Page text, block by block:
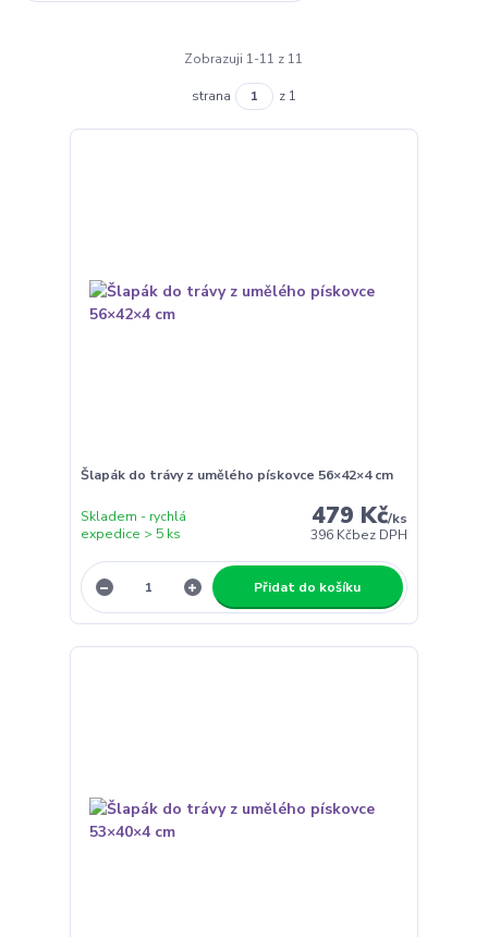
Zobrazuji 1-11 z 11
strana z 1
Šlapák do trávy z umělého pískovce 56×42×4 cm
479 Kč/ks
396 Kčbez DPH
Skladem - rychlá
expedice > 5 ks
Přidat do košíku